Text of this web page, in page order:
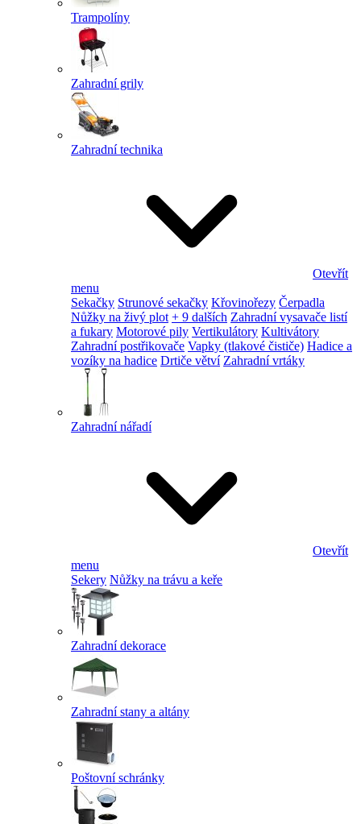
Trampolíny
Zahradní grily
Zahradní technika
Otevřít
menu
Sekačky Strunové sekačky Křovinořezy Čerpadla
Nůžky na živý plot + 9 dalších Zahradní vysavače listí
a fukary Motorové pily Vertikulátory Kultivátory
Zahradní postřikovače Vapky (tlakové čističe) Hadice a
vozíky na hadice Drtiče větví Zahradní vrtáky
Zahradní nářadí
Otevřít
menu
Sekery Nůžky na trávu a keře
Zahradní dekorace
Zahradní stany a altány
Poštovní schránky